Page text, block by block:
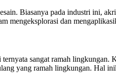
Biasanya pada industri ini,
mengeksplorasi dan
sangat ramah
yang ramah lingkungan. Hal